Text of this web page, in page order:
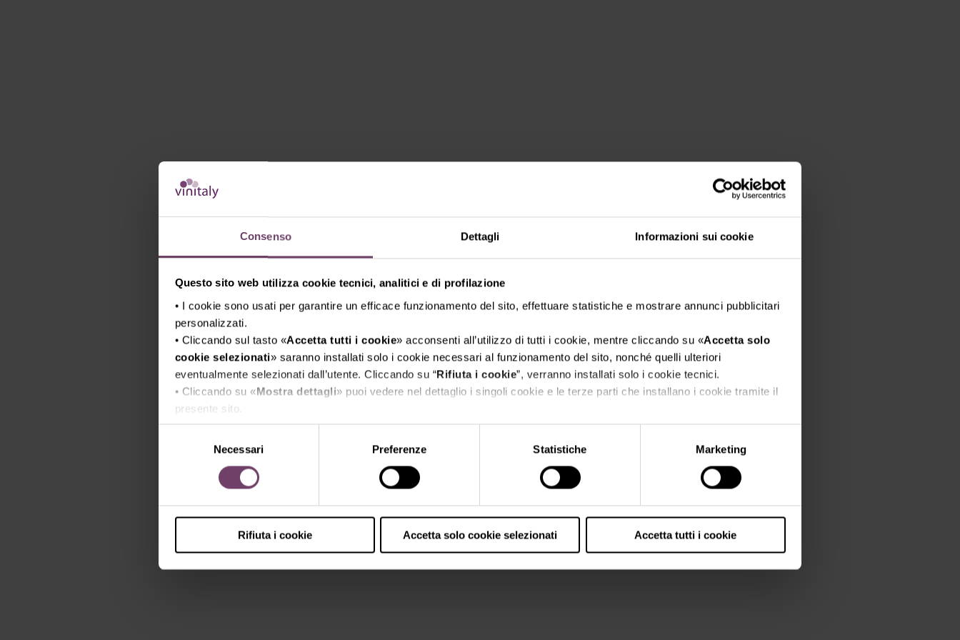
Consenso Dettagli Informazioni sui cookie
Questo sito web utilizza cookie tecnici, analitici e di profilazione
• I cookie sono usati per garantire un efficace funzionamento del sito, effettuare statistiche e mostrare annunci pubblicitari
personalizzati.
• Cliccando sul tasto «Accetta tutti i cookie» acconsenti all’utilizzo di tutti i cookie, mentre cliccando su «Accetta solo
cookie selezionati» saranno installati solo i cookie necessari al funzionamento del sito, nonché quelli ulteriori
eventualmente selezionati dall’utente. Cliccando su “Rifiuta i cookie”, verranno installati solo i cookie tecnici.
• Cliccando su «Mostra dettagli» puoi vedere nel dettaglio i singoli cookie e le terze parti che installano i cookie tramite il
presente sito.
•Clicca quiper visualizzare l'informativa sulla privacy.
Necessari Preferenze Statistiche Marketing
Rifiuta i cookie Accetta solo cookie selezionati Accetta tutti i cookie